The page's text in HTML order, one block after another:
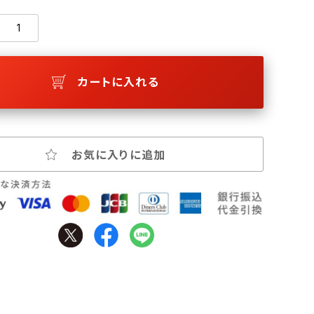
カートに入れる
お気に入りに追加